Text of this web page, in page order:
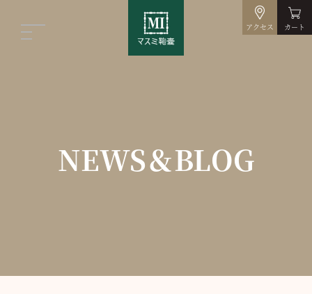
アクセス カート
NEWS＆BLOG